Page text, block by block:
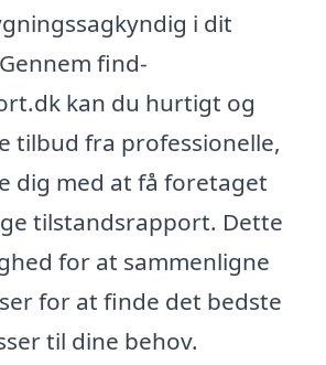
i dit
find-
kan du hurtigt og
tilbud fra professionelle,
dig med at få foretaget
tilstandsrapport. Dette
for at sammenligne
for at finde det bedste
til dine behov.